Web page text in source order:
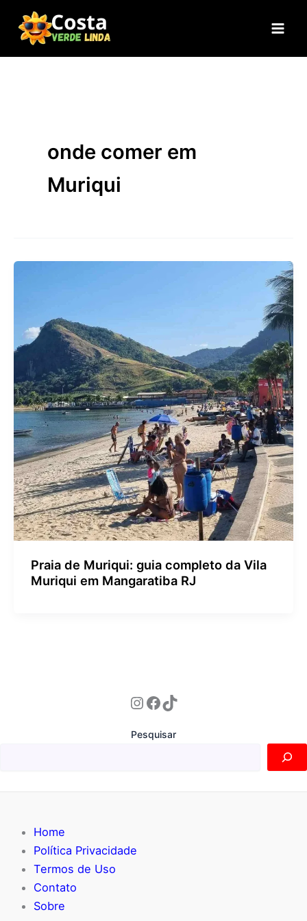
para
onde comer em
Muriqui
Praia de Muriqui: guia completo da Vila
Muriqui em Mangaratiba RJ
Instagram
Facebook
TikTok
Pesquisar
Home
Política Privacidade
Termos de Uso
Contato
Sobre